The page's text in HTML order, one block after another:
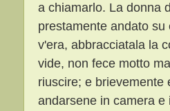
a chiamarlo. La donna
prestamente andato
v'era, abbracciatala la
vide, non fece motto
riuscire; e brievemente
andarsene in camera